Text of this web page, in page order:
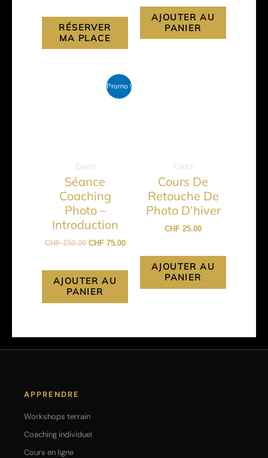
RÉSERVER
MA PLACE
page
AJOUTER AU
PANIER
Promo !
Cours
Séance
Coaching
Photo –
Introduction
CHF150.00 CHF75.00
Le
prix
AJOUTER AU
PANIER
Cours
Cours De
Retouche De
Photo D’hiver
CHF 25.00
AJOUTER AU
PANIER
APPRENDRE
Workshops terrain
Coaching individuel
Cours en ligne